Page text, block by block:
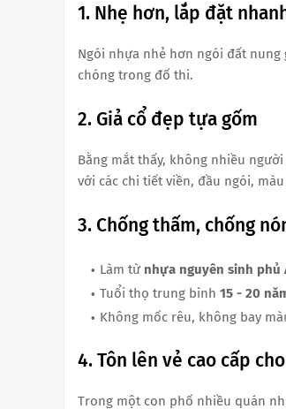
1. Nhẹ hơn, lắp đặt
Ngói nhựa nhẻ hơn ngói đất nung
chóng trong đố thi.
2. Giả cổ đẹp tựa gốm
Bằng mắt thấy, không nhiều
với các chi tiết viền, đầu ngói,
3. Chống thấm, chống
Làm từ nhựa nguyên sinh phủ
Tuổi thọ trung bình 15 - 20
Không mốc rêu, không bay
4. Tôn lên vẻ cao cấp
Trong một con phố nhiều quán